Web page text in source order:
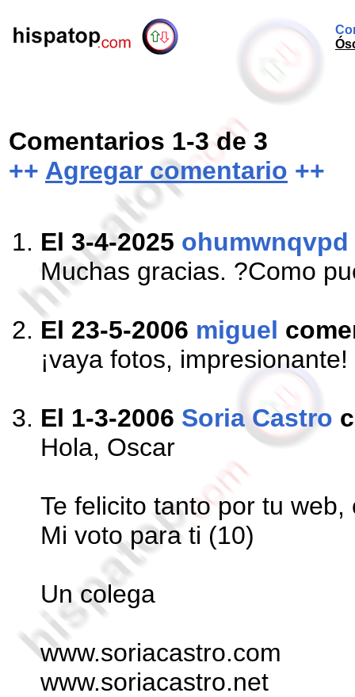
Comentarios 1-3 de 3
++ Agregar comentario ++
El 3-4-2025 ohumwnqvpd
Muchas gracias. ?Como
El 23-5-2006 miguel
¡vaya fotos, impresionante!
El 1-3-2006 Soria Castro
Hola, Oscar
Te felicito tanto por tu
Mi voto para ti (10)
Un colega
www.soriacastro.com
www.soriacastro.net